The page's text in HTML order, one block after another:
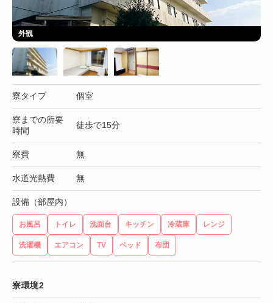
外観
寮タイプ 個室
寮までの所要
時間
徒歩で15分
寮費 無
水道光熱費 無
設備（部屋内）
お風呂 トイレ 洗面台 キッチン 冷蔵庫 レンジ
洗濯機 エアコン TV ベッド 布団
寮環境2